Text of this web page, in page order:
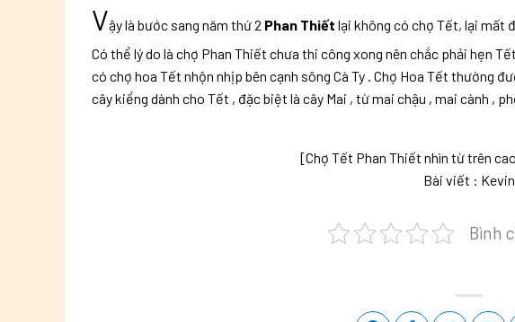
Vậy là bước sang năm thứ 2 Phan Thiết lại không có chợ Tết, lại mất
Có thể lý do là chợ Phan Thiết chưa thi công xong nên chắc phải hẹn
có chợ hoa Tết nhộn nhịp bên cạnh sông Cà Ty . Chợ Hoa Tết thường
cây kiểng dành cho Tết , đặc biệt là cây Mai , từ mai chậu , mai cành ,
[Chợ Tết Phan Thiết nhìn từ trên cao
Bài viết : Kevin
Bình